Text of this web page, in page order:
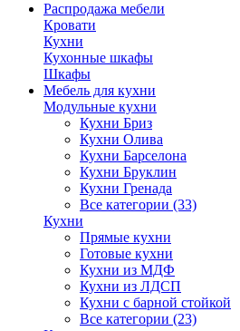
Распродажа мебели
Кровати
Кухни
Кухонные шкафы
Шкафы
Мебель для кухни
Модульные кухни
Кухни Бриз
Кухни Олива
Кухни Барселона
Кухни Бруклин
Кухни Гренада
Все категории (33)
Кухни
Прямые кухни
Готовые кухни
Кухни из МДФ
Кухни из ЛДСП
Кухни с барной стойкой
Все категории (23)